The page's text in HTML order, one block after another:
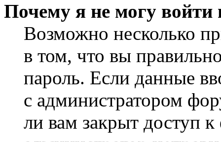
Почему я не могу войти
Возможно несколько
в том, что вы
пароль. Если данные
с администратором
ли вам закрыт доступ